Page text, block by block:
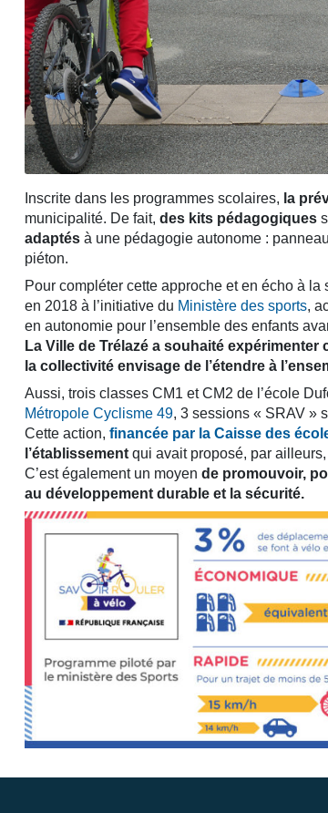
Inscrite dans les programmes scolaires, la
municipalité. De fait, des kits pédagogiques
adaptés à une pédagogie autonome :
piéton.
Pour compléter cette approche et en écho à
en 2018 à l’initiative du Ministère des sports,
en autonomie pour l’ensemble des enfants
La Ville de Trélazé a souhaité
la collectivité envisage de l’étendre à
Aussi, trois classes CM1 et CM2 de l’école
Métropole Cyclisme 49, 3 sessions « SRAV »
Cette action, financée par la Caisse des
l’établissement qui avait proposé, par
C’est également un moyen de promouvoir,
au développement durable et la sécurité.